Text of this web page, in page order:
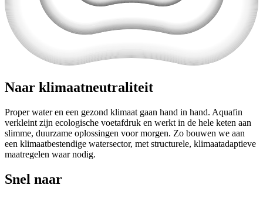
Naar klimaatneutraliteit
Proper water en een gezond klimaat gaan hand in hand. Aquafin
verkleint zijn ecologische voetafdruk en werkt in de hele keten aan
slimme, duurzame oplossingen voor morgen. Zo bouwen we aan
een klimaatbestendige watersector, met structurele, klimaatadaptieve
maatregelen waar nodig.
Snel naar